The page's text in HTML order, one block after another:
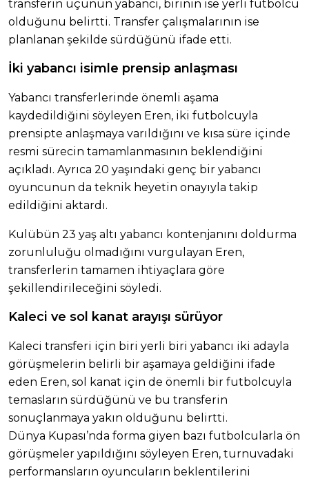
transferin üçünün yabancı, birinin ise yerli futbolcu
olduğunu belirtti. Transfer çalışmalarının ise
planlanan şekilde sürdüğünü ifade etti.
İki yabancı isimle prensip anlaşması
Yabancı transferlerinde önemli aşama
kaydedildiğini söyleyen Eren, iki futbolcuyla
prensipte anlaşmaya varıldığını ve kısa süre içinde
resmi sürecin tamamlanmasının beklendiğini
açıkladı. Ayrıca 20 yaşındaki genç bir yabancı
oyuncunun da teknik heyetin onayıyla takip
edildiğini aktardı.
Kulübün 23 yaş altı yabancı kontenjanını doldurma
zorunluluğu olmadığını vurgulayan Eren,
transferlerin tamamen ihtiyaçlara göre
şekillendirileceğini söyledi.
Kaleci ve sol kanat arayışı sürüyor
Kaleci transferi için biri yerli biri yabancı iki adayla
görüşmelerin belirli bir aşamaya geldiğini ifade
eden Eren, sol kanat için de önemli bir futbolcuyla
temasların sürdüğünü ve bu transferin
sonuçlanmaya yakın olduğunu belirtti.
Dünya Kupası’nda forma giyen bazı futbolcularla ön
görüşmeler yapıldığını söyleyen Eren, turnuvadaki
performansların oyuncuların beklentilerini